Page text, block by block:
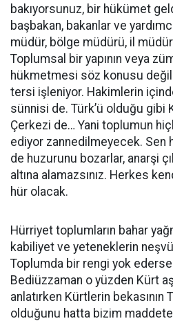
bakıyorsunuz, bir hükümet
başbakan, bakanlar ve
müdür, bölge müdürü, il
Toplumsal bir yapının veya
hükmetmesi söz konusu
tersi işleniyor. Hakimlerin
sünnisi de. Türk’ü olduğu gibi
Çerkezi de… Yani toplumun
ediyor zannedilmeyecek. Sen
de huzurunu bozarlar, anarşi
altına alamazsınız. Herkes
hür olacak.
Hürriyet toplumların bahar
kabiliyet ve yeteneklerin neşvü
Toplumda bir rengi yok
Bediüzzaman o yüzden Kürt
anlatırken Kürtlerin bekasının
olduğunu hatta bizim